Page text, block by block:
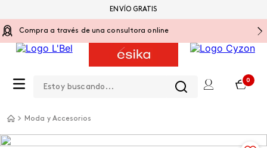
Compra a través de una consultora online
0
ENVÍO GRATIS
Moda y Accesorios